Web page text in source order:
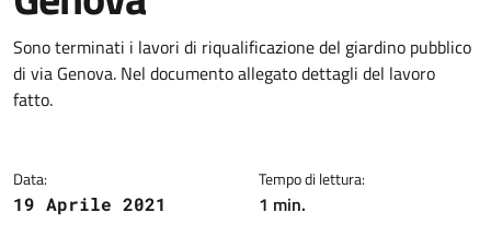
Sono terminati i lavori di riqualificazione del giardino pubblico
di via Genova. Nel documento allegato dettagli del lavoro
fatto.
Data:
19 Aprile 2021
Tempo di lettura:
1 min.